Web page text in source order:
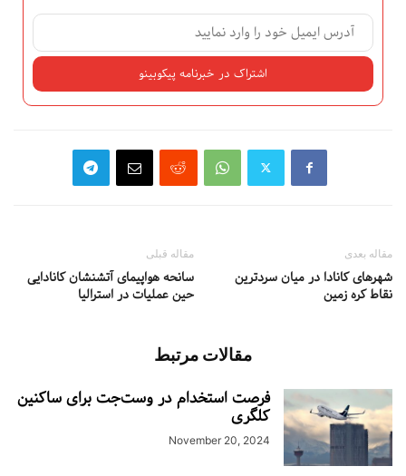
مقاله قبلی
سانحه هواپیمای آتشنشان کانادایی
حین عملیات در استرالیا
مقاله بعدی
شهرهای کانادا در میان سردترین
نقاط کره زمین
مقالات مرتبط
فرصت استخدام در وست‌جت برای ساکنین
کلگری
November 20, 2024